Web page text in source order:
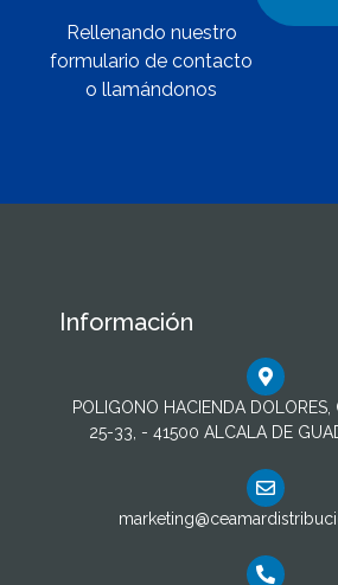
Rellenando nuestro
formulario de contacto
o llamándonos
Información
POLIGONO HACIENDA DOLORES,
25-33, - 41500 ALCALA DE